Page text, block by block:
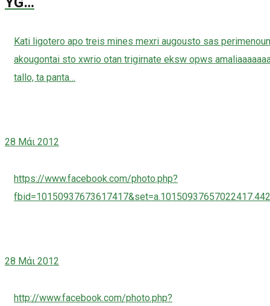
Kati ligotero apo treis mines mexri augousto sas
akougontai sto xwrio otan trigirnate eksw opws
tallo, ta panta…
28 Μάι 2012
https://www.facebook.com/photo.php?
28 Μάι 2012
http://www.facebook.com/photo.php?